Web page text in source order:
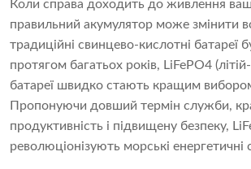
Коли справа доходить до живлення
правильний акумулятор може змінити
традиційні свинцево-кислотні батареї
протягом багатьох років, LiFePO4
батареї швидко стають кращим
Пропонуючи довший термін служби,
продуктивність і підвищену безпеку,
революціонізують морські енергетичні